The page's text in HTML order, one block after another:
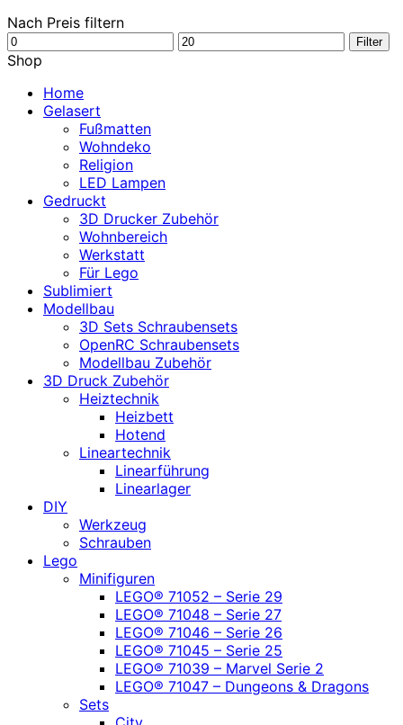
Nach Preis filtern
Min.
Preis
Max.
Filter
Shop
Home
Gelasert
Fußmatten
Wohndeko
Religion
LED Lampen
Gedruckt
3D Drucker Zubehör
Wohnbereich
Werkstatt
Für Lego
Sublimiert
Modellbau
3D Sets Schraubensets
OpenRC Schraubensets
Modellbau Zubehör
3D Druck Zubehör
Heiztechnik
Heizbett
Hotend
Lineartechnik
Linearführung
Linearlager
DIY
Werkzeug
Schrauben
Lego
Minifiguren
LEGO® 71052 – Serie 29
LEGO® 71048 – Serie 27
LEGO® 71046 – Serie 26
LEGO® 71045 – Serie 25
LEGO® 71039 – Marvel Serie 2
LEGO® 71047 – Dungeons & Dragons
Sets